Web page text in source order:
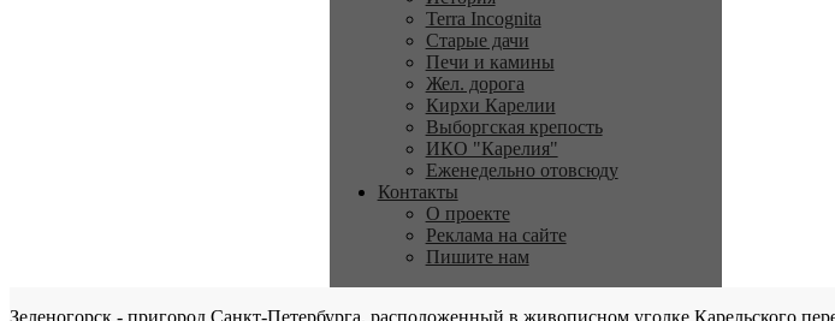
Terra Incognita
Старые дачи
Печи и камины
Жел. дорога
Кирхи Карелии
Выборгская крепость
ИКО "Карелия"
Еженедельно отовсюду
Контакты
О проекте
Реклама на сайте
Пишите нам
Зеленогорск - пригород Санкт-Петербурга, расположенный в живописном уголке Карельского